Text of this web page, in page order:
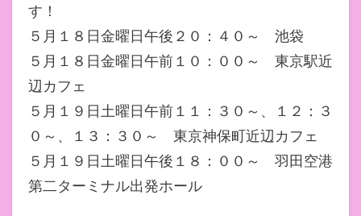
す！
５月１８日金曜日午後２０：４０～ 池袋
５月１８日金曜日午前１０：００～ 東京駅近
辺カフェ
５月１９日土曜日午前１１：３０～、１２：３
０～、１３：３０～ 東京神保町近辺カフェ
５月１９日土曜日午後１８：００～ 羽田空港
第二ターミナル出発ホール